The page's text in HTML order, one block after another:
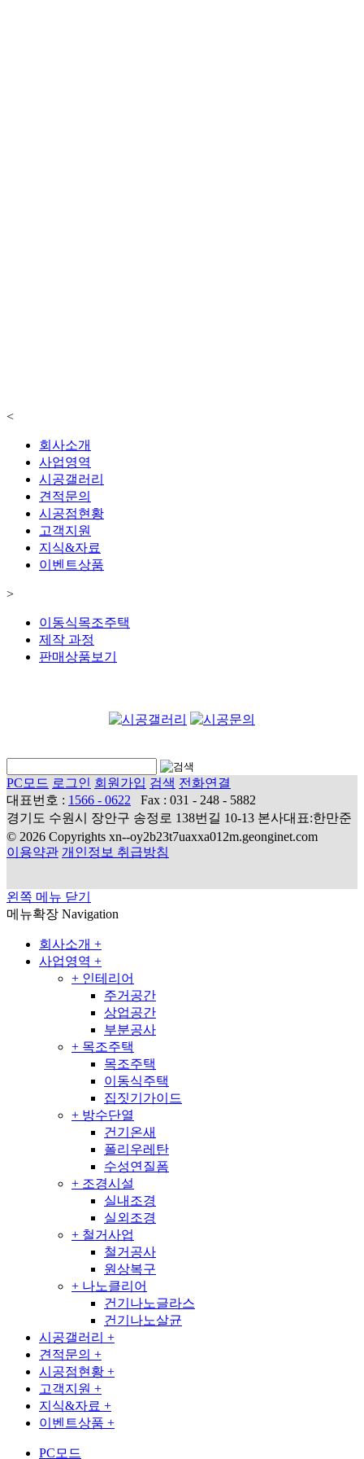
<
회사소개
사업영역
시공갤러리
견적문의
시공점현황
고객지원
지식&자료
이벤트상품
>
이동식목조주택
제작 과정
판매상품보기
PC모드 로그인 회원가입 검색 전화연결
대표번호 : 1566 - 0622
Fax : 031 - 248 - 5882
경기도 수원시 장안구 송정로 138번길 10-13 본사대표:한만준
© 2026 Copyrights xn--oy2b23t7uaxxa012m.geonginet.com
이용약관 개인정보 취급방침
왼쪽 메뉴 닫기
메뉴확장 Navigation
회사소개 +
사업영역 +
+ 인테리어
주거공간
상업공간
부분공사
+ 목조주택
목조주택
이동식주택
집짓기가이드
+ 방수단열
건기온새
폴리우레탄
수성연질폼
+ 조경시설
실내조경
실외조경
+ 철거사업
철거공사
원상복구
+ 나노클리어
건기나노글라스
건기나노살균
시공갤러리 +
견적문의 +
시공점현황 +
고객지원 +
지식&자료 +
이벤트상품 +
PC모드